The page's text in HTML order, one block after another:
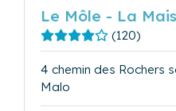
Le Môle - La
(120)
4 chemin des Rochers
Malo